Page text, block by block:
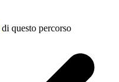
di questo percorso